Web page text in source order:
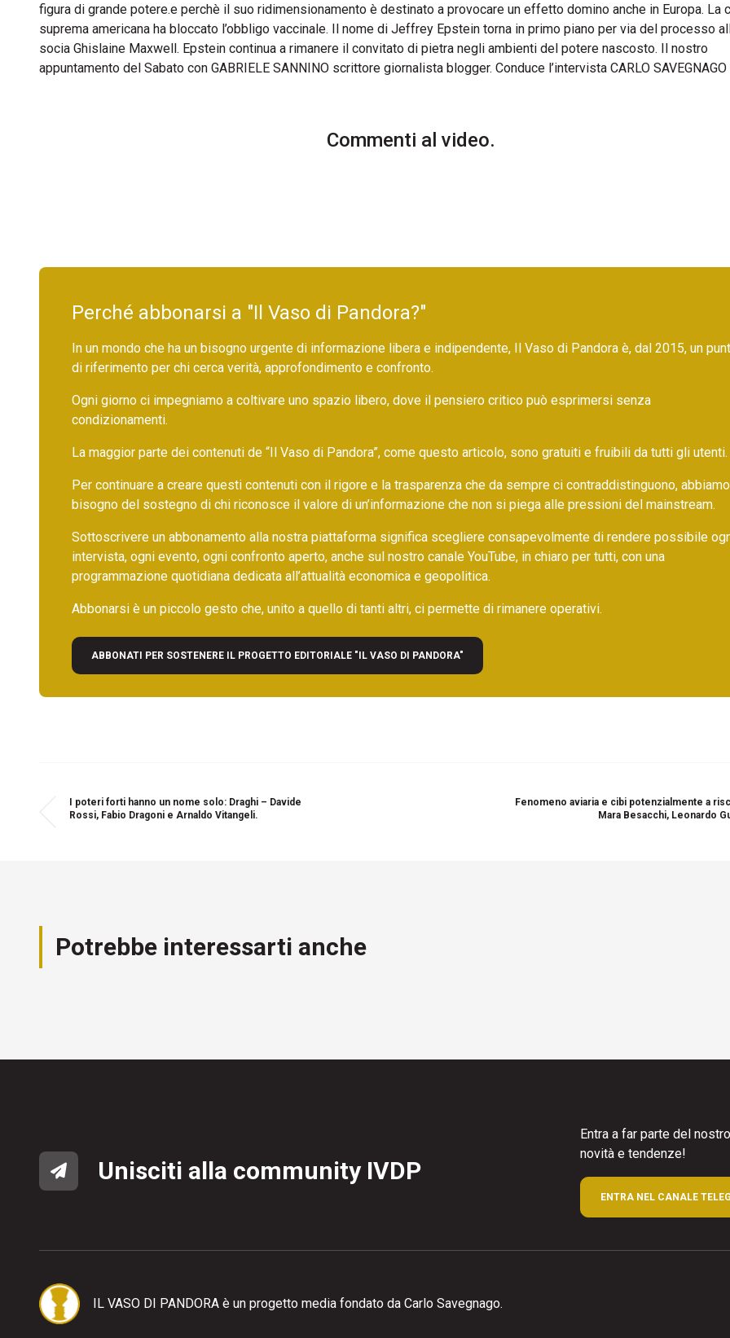
figura di grande potere.e perchè il suo ridimensionamento è destinato a provocare un effetto domino anche in Europa. La
suprema americana ha bloccato l’obbligo vaccinale. Il nome di Jeffrey Epstein torna in primo piano per via del processo
socia Ghislaine Maxwell. Epstein continua a rimanere il convitato di pietra negli ambienti del potere nascosto. Il nostro
appuntamento del Sabato con GABRIELE SANNINO scrittore giornalista blogger. Conduce l’intervista CARLO SAVEGNAGO
Commenti al video.
Perché abbonarsi a "Il Vaso di Pandora?"
In un mondo che ha un bisogno urgente di informazione libera e indipendente, Il Vaso di Pandora è, dal 2015, un
di riferimento per chi cerca verità, approfondimento e confronto.
Ogni giorno ci impegniamo a coltivare uno spazio libero, dove il pensiero critico può esprimersi senza
condizionamenti.
La maggior parte dei contenuti de “Il Vaso di Pandora”, come questo articolo, sono gratuiti e fruibili da tutti gli utenti.
Per continuare a creare questi contenuti con il rigore e la trasparenza che da sempre ci contraddistinguono, abbiamo
bisogno del sostegno di chi riconosce il valore di un’informazione che non si piega alle pressioni del mainstream.
Sottoscrivere un abbonamento alla nostra piattaforma significa scegliere consapevolmente di rendere possibile
intervista, ogni evento, ogni confronto aperto, anche sul nostro canale YouTube, in chiaro per tutti, con una
programmazione quotidiana dedicata all’attualità economica e geopolitica.
Abbonarsi è un piccolo gesto che, unito a quello di tanti altri, ci permette di rimanere operativi.
ABBONATI PER SOSTENERE IL PROGETTO EDITORIALE "IL VASO DI PANDORA"
I poteri forti hanno un nome solo: Draghi – Davide
Rossi, Fabio Dragoni e Arnaldo Vitangeli.
Fenomeno aviaria e cibi potenzialmente a
Mara Besacchi, Leonardo
Potrebbe interessarti anche
Unisciti alla community IVDP
Entra a far parte del
novità e tendenze!
ENTRA NEL CANALE
IL VASO DI PANDORA è un progetto media fondato da Carlo Savegnago.